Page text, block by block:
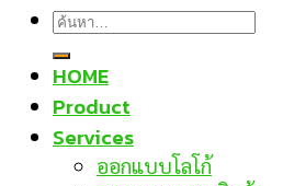
ค้นหา:
HOME
Product
Services
ออกแบบโลโก้